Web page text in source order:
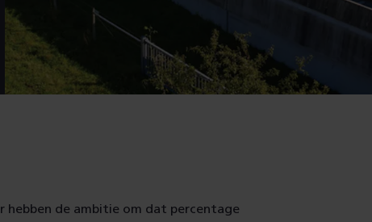
hebben de ambitie om dat percentage